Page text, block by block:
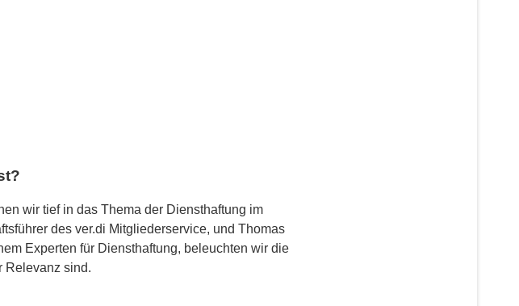
wir tief in das Thema der Diensthaftung im
des ver.di Mitgliederservice, und Thomas
Experten für Diensthaftung, beleuchten wir die
Relevanz sind.